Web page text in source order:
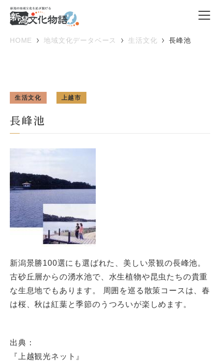
HOME 地域文化データベース 生活文化 長峰池
生活文化 上越市
長峰池
新潟景勝100選にも選ばれた、美しい景観の長峰池。
古砂丘層からの湧水池で、水生植物や昆虫たちの貴重
な生息地でもあります。 周囲を巡る散策コースは、春
は桜、秋は紅葉と季節のうつろいが楽しめます。
出典：
『上越観光ネット』